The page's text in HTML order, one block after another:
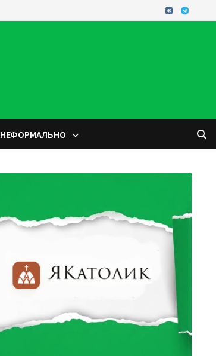
НЕФОРМАЛЬНО